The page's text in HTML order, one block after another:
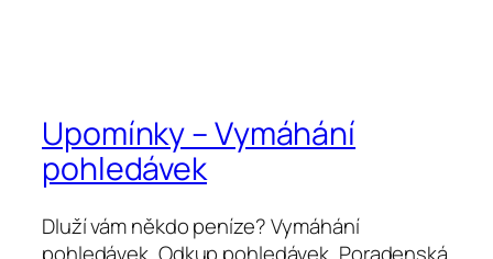
Upomínky – Vymáhání
pohledávek
Dluží vám někdo peníze? Vymáhání